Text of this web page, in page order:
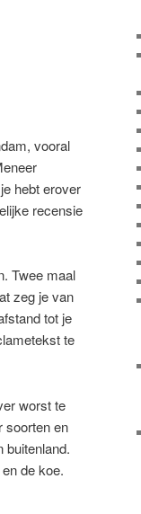
vooral
hebt erover
recensie
Twee maal
zeg je van
tot je
te
worst te
soorten en
buitenland.
de koe.